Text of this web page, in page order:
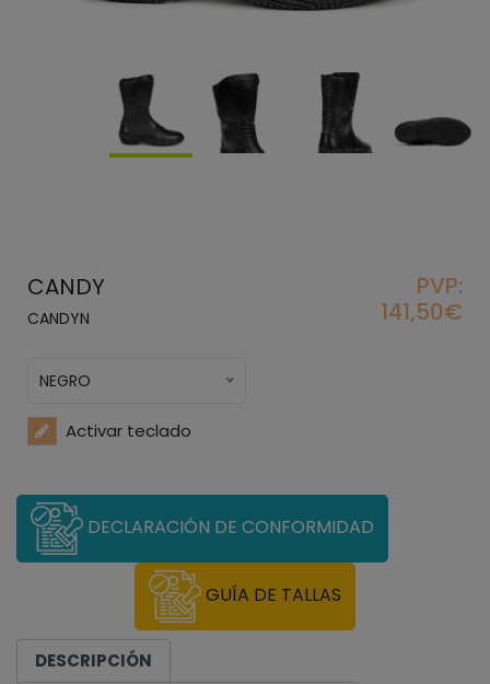
CANDY
CANDYN
PVP:
141,50€
NEGRO
Activar teclado
DECLARACIÓN DE CONFORMIDAD
GUÍA DE TALLAS
DESCRIPCIÓN